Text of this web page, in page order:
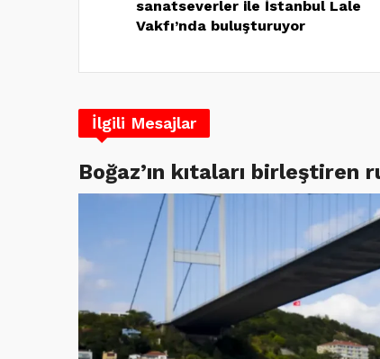
sanatseverler ile İstanbul Lale
Vakfı’nda buluşturuyor
İlgili Mesajlar
Boğaz’ın kıtaları